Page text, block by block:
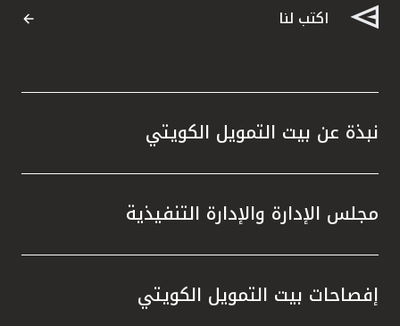
اكتب لنا
نبذة عن بيت التمويل الكويتي
مجلس الإدارة والإدارة التنفيذية
إفصاحات بيت التمويل الكويتي